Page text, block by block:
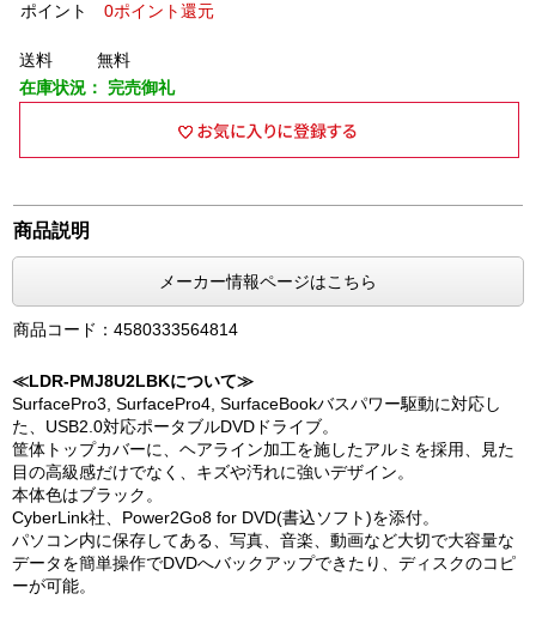
ポイント
0ポイント還元
送料
無料
在庫状況： 完売御礼
商品説明
メーカー情報ページはこちら
商品コード：4580333564814
≪LDR-PMJ8U2LBKについて≫
SurfacePro3, SurfacePro4, SurfaceBookバスパワー駆動に対応し
た、USB2.0対応ポータブルDVDドライブ。
筐体トップカバーに、ヘアライン加工を施したアルミを採用、見た
目の高級感だけでなく、キズや汚れに強いデザイン。
本体色はブラック。
CyberLink社、Power2Go8 for DVD(書込ソフト)を添付。
パソコン内に保存してある、写真、音楽、動画など大切で大容量な
データを簡単操作でDVDへバックアップできたり、ディスクのコピ
ーが可能。